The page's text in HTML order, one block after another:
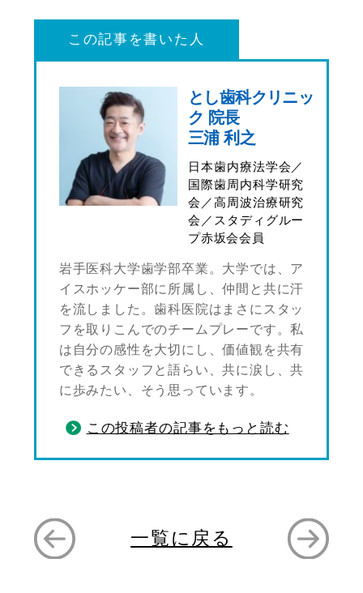
この記事を書いた人
とし歯科クリニッ
ク 院長
三浦 利之
日本歯内療法学会／
国際歯周内科学研究
会／高周波治療研究
会／スタディグルー
プ赤坂会会員
岩手医科大学歯学部卒業。大学では、ア
イスホッケー部に所属し、仲間と共に汗
を流しました。歯科医院はまさにスタッ
フを取りこんでのチームプレーです。私
は自分の感性を大切にし、価値観を共有
できるスタッフと語らい、共に涙し、共
に歩みたい、そう思っています。
この投稿者の記事をもっと読む
一覧に戻る